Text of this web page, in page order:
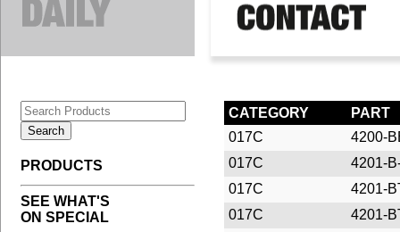
PRODUCTS
SEE WHAT'S
ON SPECIAL
CATEGORY
PART
017C
4200-
017C
4201-
017C
4201-
017C
4201-